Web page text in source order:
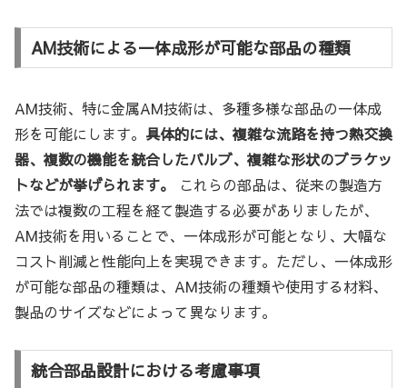
AM技術による一体成形が可能な部品の種類
AM技術、特に金属AM技術は、多種多様な部品の一体成
形を可能にします。 具体的には、複雑な流路を持つ熱交換
器、複数の機能を統合したバルブ、複雑な形状のブラケッ
トなどが挙げられます。
これらの部品は、従来の製造方
法では複数の工程を経て製造する必要がありましたが、
AM技術を用いることで、一体成形が可能となり、大幅な
コスト削減と性能向上を実現できます。ただし、一体成形
が可能な部品の種類は、AM技術の種類や使用する材料、
製品のサイズなどによって異なります。
統合部品設計における考慮事項